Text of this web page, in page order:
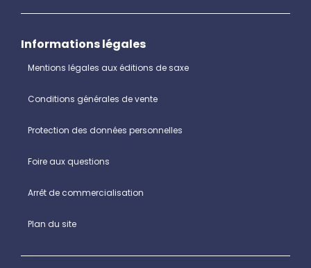
Informations légales
Mentions légales aux éditions de saxe
Conditions générales de vente
Protection des données personnelles
Foire aux questions
Arrêt de commercialisation
Plan du site